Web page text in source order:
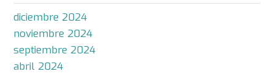
diciembre 2024
noviembre 2024
septiembre 2024
abril 2024